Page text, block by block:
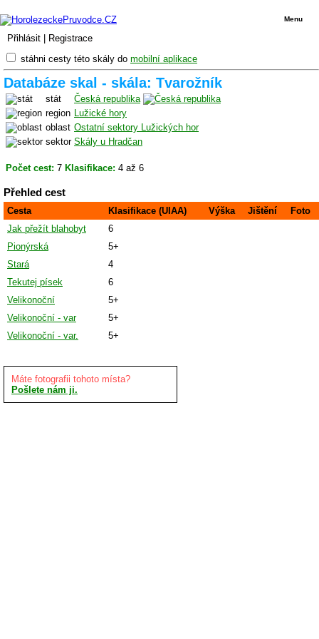
Přihlásit Registrace
Menu
stáhni cesty této skály do mobilní aplikace
Databáze skal - skála: Tvarožník
stát
Česká republika
region Lužické hory
oblast Ostatní sektory Lužických hor
sektor Skály u Hradčan
Počet cest: 7 Klasifikace: 4 až 6
Přehled cest
Cesta Klasifikace (UIAA) Výška Jištění
Foto
Jak přežít blahobyt
6
Pionýrská
5+
Stará
4
Tekutej písek
6
Velikonoční
5+
Velikonoční - var
5+
Velikonoční - var.
5+
Máte fotografii tohoto místa?
Pošlete nám ji.